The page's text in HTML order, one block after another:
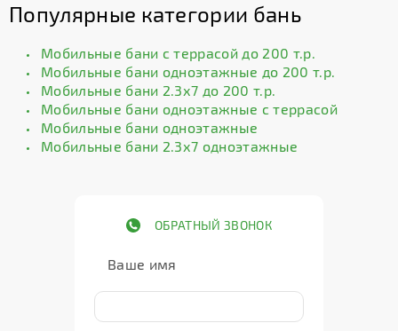
Популярные категории бань
Мобильные бани с террасой до 200 т.р.
Мобильные бани одноэтажные до 200 т.р.
Мобильные бани 2.3х7 до 200 т.р.
Мобильные бани одноэтажные с террасой
Мобильные бани одноэтажные
Мобильные бани 2.3х7 одноэтажные
ОБРАТНЫЙ ЗВОНОК
Ваше имя